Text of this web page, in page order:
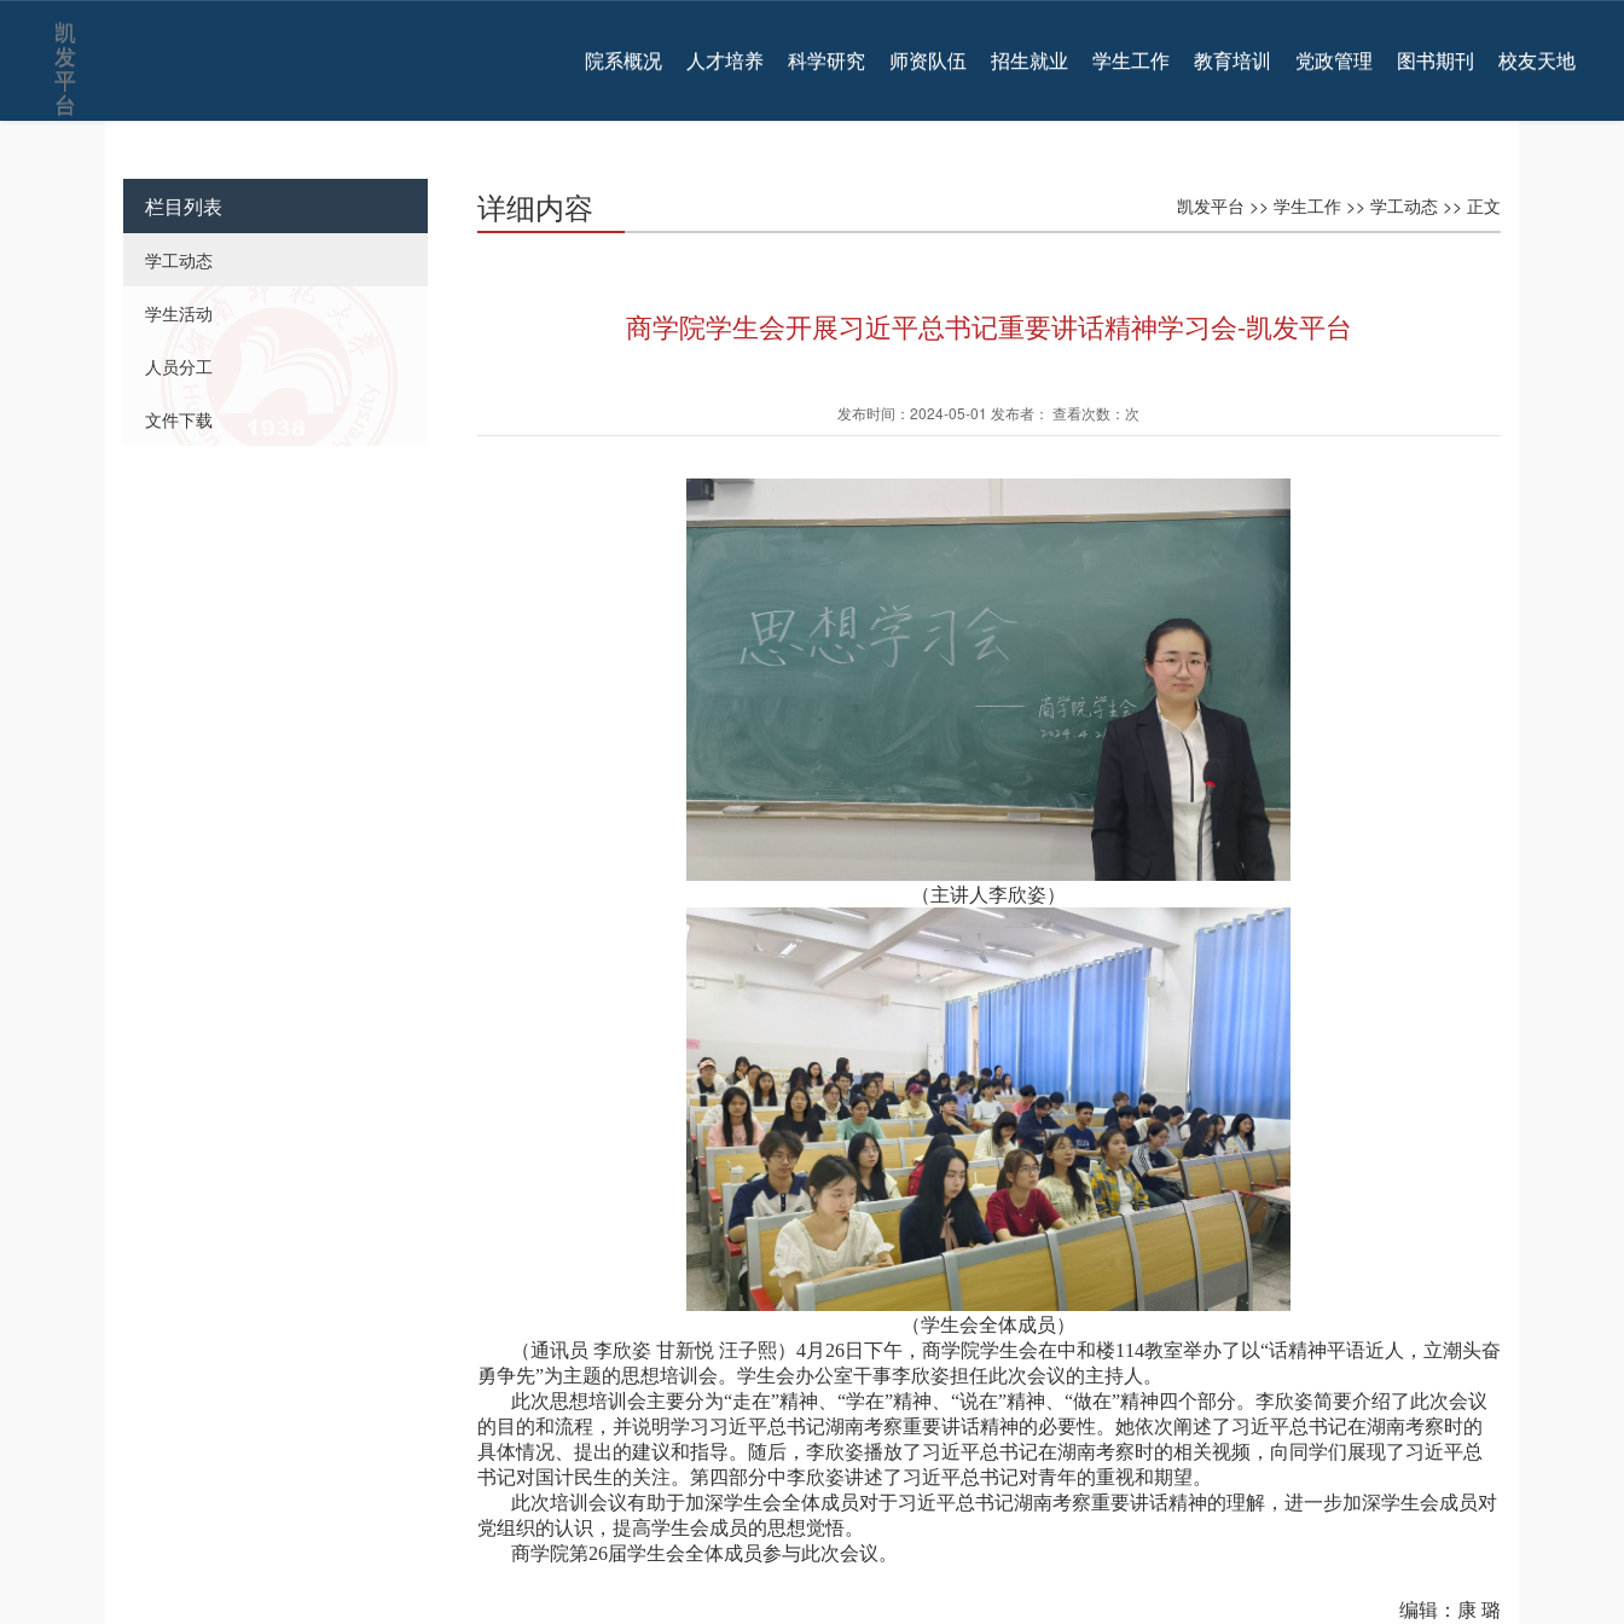
凯
发
平
台
院系概况 人才培养 科学研究 师资队伍 招生就业 学生工作 教育培训 党政管理 图书期刊 校友天地
栏目列表
学工动态
学生活动
人员分工
文件下载
凯发平台 >> 学生工作 >> 学工动态 >> 正文
详细内容
商学院学生会开展习近平总书记重要讲话精神学习会-凯发平台
发布时间：2024-05-01 发布者： 查看次数：次
（主讲人李欣姿）
（学生会全体成员）
（通讯员 李欣姿 甘新悦 汪子熙）4月26日下午，商学院学生会在中和楼114教室举办了以“话精神平语近人，立潮头奋
勇争先”为主题的思想培训会。学生会办公室干事李欣姿担任此次会议的主持人。
此次思想培训会主要分为“走在”精神、“学在”精神、“说在”精神、“做在”精神四个部分。李欣姿简要介绍了此次会议
的目的和流程，并说明学习习近平总书记湖南考察重要讲话精神的必要性。她依次阐述了习近平总书记在湖南考察时的
具体情况、提出的建议和指导。随后，李欣姿播放了习近平总书记在湖南考察时的相关视频，向同学们展现了习近平总
书记对国计民生的关注。第四部分中李欣姿讲述了习近平总书记对青年的重视和期望。
此次培训会议有助于加深学生会全体成员对于习近平总书记湖南考察重要讲话精神的理解，进一步加深学生会成员对
党组织的认识，提高学生会成员的思想觉悟。
商学院第26届学生会全体成员参与此次会议。
编辑：康 璐